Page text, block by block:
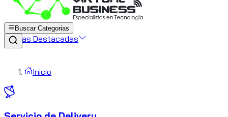
Buscar Categorias
Marcas Destacadas
Inicio